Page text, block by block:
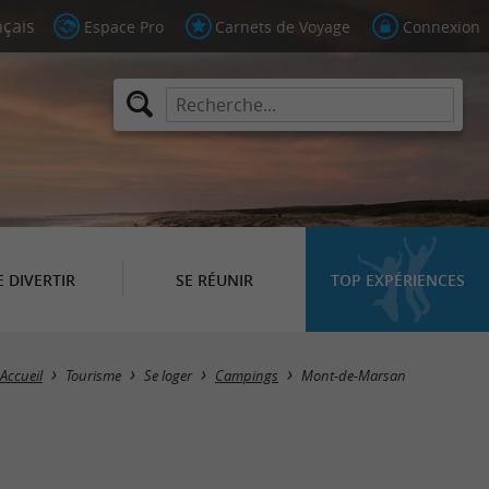
Espace Pro Carnets de Voyage Connexion
DIVERTIR SE RÉUNIR TOP EXPÉRIENCES
Masquer la carte
Accueil Tourisme Se loger Campings Mont-de-Marsan